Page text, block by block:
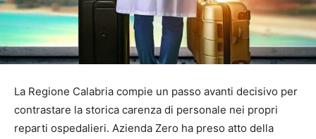
La Regione Calabria compie un passo avanti decisivo per
contrastare la storica carenza di personale nei propri
reparti ospedalieri. Azienda Zero ha preso atto della